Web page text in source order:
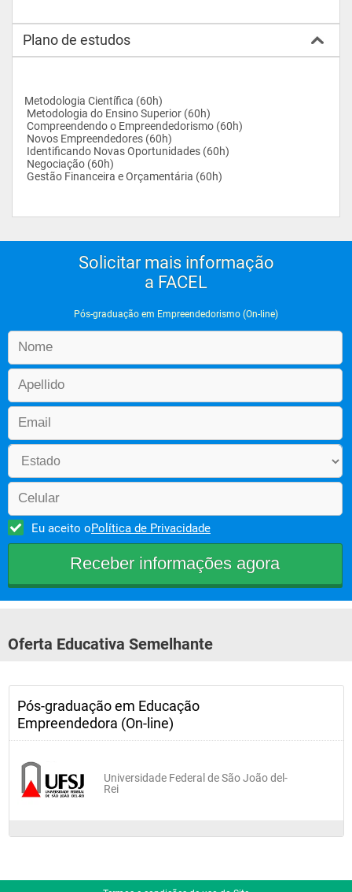
Plano de estudos
Metodologia Científica (60h)
Metodologia do Ensino Superior (60h)
Compreendendo o Empreendedorismo (60h)
Novos Empreendedores (60h)
Identificando Novas Oportunidades (60h)
Negociação (60h)
Gestão Financeira e Orçamentária (60h)
Solicitar mais informação
a FACEL
Pós-graduação em Empreendedorismo (On-line)
Eu aceito oPolítica de Privacidade
Oferta Educativa Semelhante
Pós-graduação em Educação
Empreendedora (On-line)
Universidade Federal de São João del-
Rei